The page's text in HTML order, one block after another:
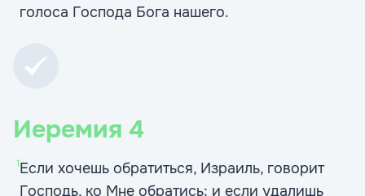
голоса Господа Бога нашего.
Иеремия 4
1Если хочешь обратиться, Израиль, говорит
Господь, ко Мне обратись; и если удалишь